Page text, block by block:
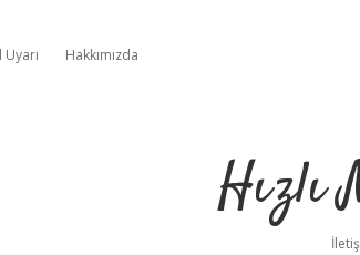
Uyarı Hakkımızda
Hızlı